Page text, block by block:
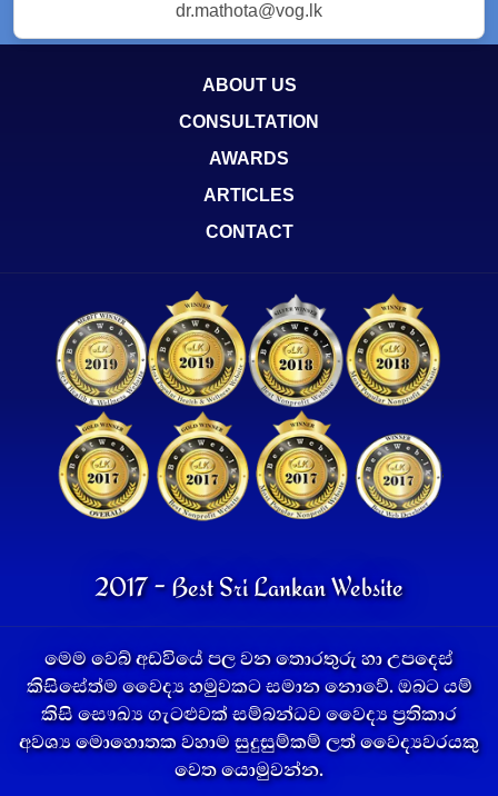
dr.mathota@vog.lk
ABOUT US
CONSULTATION
AWARDS
ARTICLES
CONTACT
2017 - Best Sri Lankan Website
මෙම වෙබ් අඩවියේ පල වන තොරතුරු හා උපදෙස්
කිසිසේත්ම වෛද්‍ය හමුවකට සමාන නොවේ. ඔබට යම්
කිසි සෞඛ්‍ය ගැටළුවක් සම්බන්ධව වෛද්‍ය ප්‍රතිකාර
අවශ්‍ය මොහොතක වහාම සුදුසුම්කම් ලත් වෛද්‍යවරයකු
වෙත යොමුවන්න.